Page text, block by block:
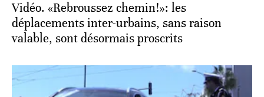
Vidéo. «Rebroussez chemin!»: les
déplacements inter-urbains, sans raison
valable, sont désormais proscrits